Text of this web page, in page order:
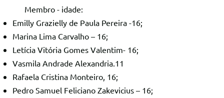
Membro - idade:
Emilly Grazielly de Paula Pereira -16;
Marina Lima Carvalho – 16;
Letícia Vitória Gomes Valentim- 16;
Vasmila Andrade Alexandria.11
Rafaela Cristina Monteiro, 16;
Pedro Samuel Feliciano Zakevicius – 16;